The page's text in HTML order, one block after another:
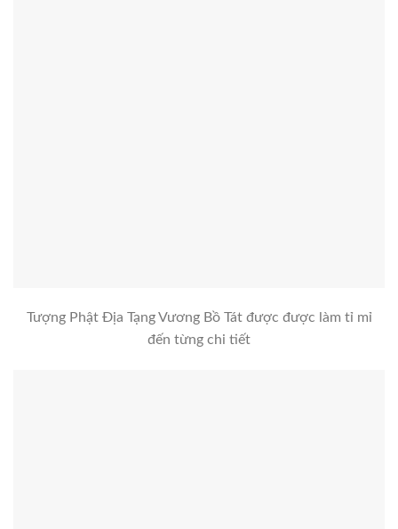
Tượng Phật Địa Tạng Vương Bồ Tát được được làm tỉ mỉ
đến từng chi tiết